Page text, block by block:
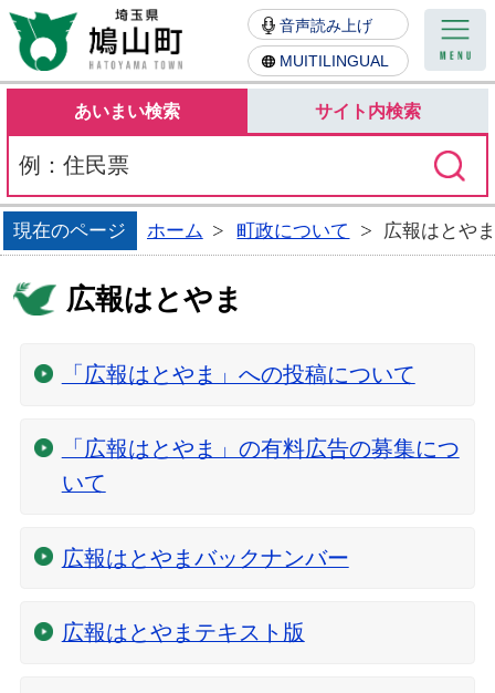
鳩山町
音声読み上げ
MUITILINGUAL
あいまい検索 サイト内検索
現在のページ ホーム 町政について 広報はとや
広報はとやま
「広報はとやま」への投稿について
「広報はとやま」の有料広告の募集につ
いて
広報はとやまバックナンバー
広報はとやまテキスト版